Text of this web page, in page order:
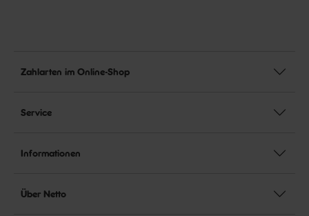
Zahlarten im Online-Shop
Service
Informationen
Über Netto